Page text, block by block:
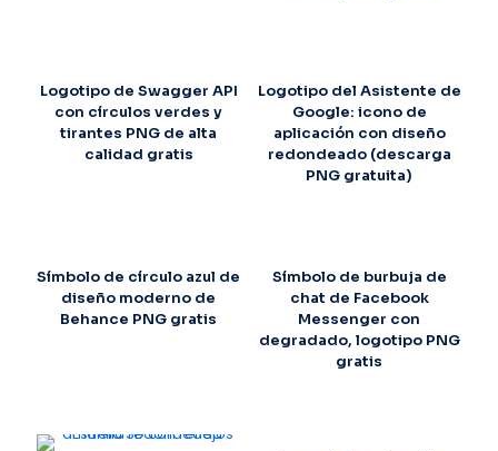
Logotipo de Swagger API
con círculos verdes y
tirantes PNG de alta
calidad gratis
Logotipo del Asistente de
Google: icono de
aplicación con diseño
redondeado (descarga
PNG gratuita)
Símbolo de círculo azul de
diseño moderno de
Behance PNG gratis
Símbolo de burbuja de
chat de Facebook
Messenger con
degradado, logotipo PNG
gratis